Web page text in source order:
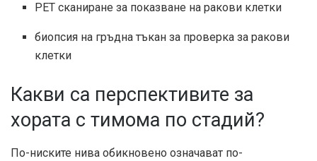
PET сканиране за показване на ракови клетки
биопсия на гръдна тъкан за проверка за ракови
клетки
Какви са перспективите за
хората с тимома по стадий?
По-ниските нива обикновено означават по-